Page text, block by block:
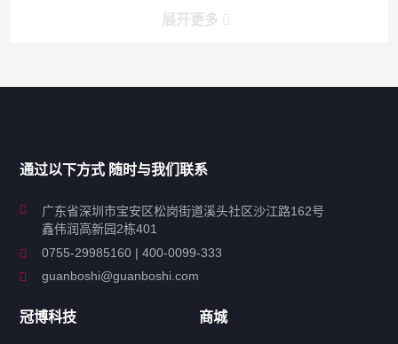
展开更多
工业超声波清洗设备
特种超声波洗净产品
超声波配件
通过以下方式 随时与我们联系
广东省深圳市宝安区松岗街道溪头社区沙江路162号
鑫伟润高新园2栋401
0755-29985160 | 400-0099-333
guanboshi@guanboshi.com
冠博科技 商城